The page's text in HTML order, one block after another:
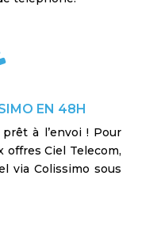
EN 48H
à l’envoi ! Pour
Ciel Telecom,
via Colissimo sous